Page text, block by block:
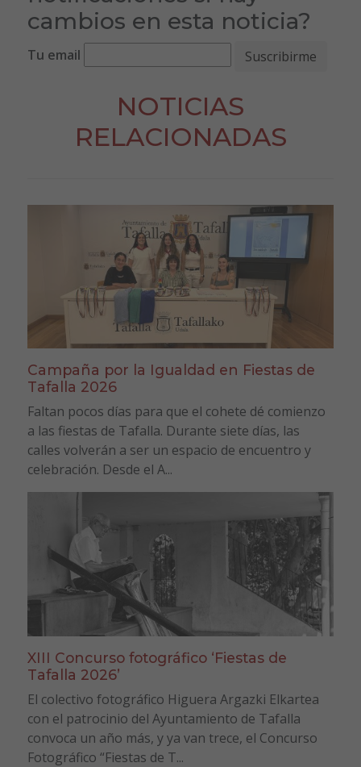
cambios en esta noticia?
Tu email
NOTICIAS
RELACIONADAS
Campaña por la Igualdad en Fiestas de
Tafalla 2026
Faltan pocos días para que el cohete dé comienzo
a las fiestas de Tafalla. Durante siete días, las
calles volverán a ser un espacio de encuentro y
celebración. Desde el A...
XIII Concurso fotográfico ‘Fiestas de
Tafalla 2026’
El colectivo fotográfico Higuera Argazki Elkartea
con el patrocinio del Ayuntamiento de Tafalla
convoca un año más, y ya van trece, el Concurso
Fotográfico “Fiestas de T...